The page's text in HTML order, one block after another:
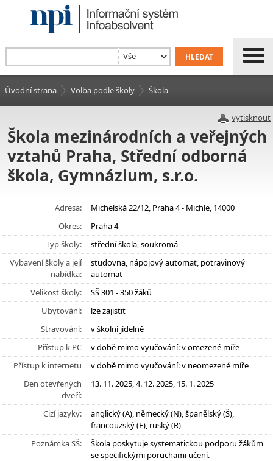
Úvodní strana Volba podle školy Škola
vytisknout
Škola mezinárodních a veřejných
vztahů Praha, Střední odborná
škola, Gymnázium, s.r.o.
Adresa:
Michelská 22/12, Praha 4 - Michle, 14000
Okres:
Praha 4
Typ školy:
střední škola, soukromá
Vybavení školy a její
nabídka:
studovna, nápojový automat, potravinový
automat
Velikost školy:
SŠ 301 - 350 žáků
Ubytování:
lze zajistit
Stravování:
v školní jídelně
Přístup k PC
v době mimo vyučování: v omezené míře
Přístup k internetu
v době mimo vyučování: v neomezené míře
Den otevřených
dveří:
13. 11. 2025, 4. 12. 2025, 15. 1. 2025
Cizí jazyky:
anglický (A), německý (N), španělský (Š),
francouzský (F), ruský (R)
Poznámka SŠ:
Škola poskytuje systematickou podporu žákům
se specifickými poruchami učení.